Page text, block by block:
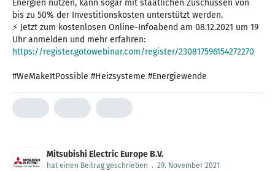
Energien nutzen, kann sogar mit staatlichen Zuschüssen von
bis zu 50% der Investitionskosten unterstützt werden.
⚡ Jetzt zum kostenlosen Online-Infoabend am 08.12.2021 um 19
Uhr anmelden und mehr erfahren:
https://register.gotowebinar.com/register/230817596154272270
#WeMakeItPossible #Heizsysteme #Energiewende
Mitsubishi Electric Europe B.V.
hat einen Beitrag geschrieben . 29. November 2021